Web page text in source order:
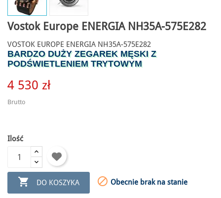
Vostok Europe ENERGIA NH35A-575E282
VOSTOK EUROPE ENERGIA NH35A-575E282
BARDZO DUŻY ZEGAREK MĘSKI Z
PODŚWIETLENIEM TRYTOWYM
4 530 zł
Brutto
Ilość
 DO KOSZYKA  Obecnie brak na stanie